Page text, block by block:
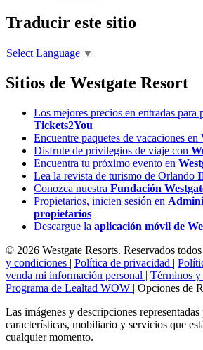
Traducir este sitio
Select Language ▼
Sitios de Westgate Resort
Los mejores precios en entradas para
Tickets2You
Encuentre paquetes de vacaciones en
Disfrute de privilegios de viaje con
Encuentra tu próximo evento en
Lea la revista de turismo de Orlando
Conozca nuestra Fundación
Propietarios, inicien sesión en
propietarios
Descargue la aplicación móvil de
© 2026 Westgate Resorts. Reservados
y condiciones | Política de privacidad |
venda mi información personal | Términos y
Programa de Lealtad WOW | Opciones de
Las imágenes y descripciones
características, mobiliario y servicios que
cualquier momento.